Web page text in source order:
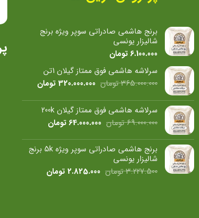
برنج هاشمی صادراتی سوپر ویژه برنج
شالیزار یونسی
6.100.000 تومان
سرلاشه هاشمی فوق ممتاز گیلان 1تن
365.000.000 تومان قیمت
365.000.000 تومان
بود.
320.000.000 تومانقیمت
سرلاشه هاشمی فوق ممتاز گیلان 200k
69.000.000 تومان قیمت
69.000.000 تومان
بود.
64.000.000 تومانقیمت
است.
برنج هاشمی صادراتی سوپر ویژه 5k برنج
شالیزار یونسی
3.227.500 تومان قیمت
2.825.000 تومانقیمت